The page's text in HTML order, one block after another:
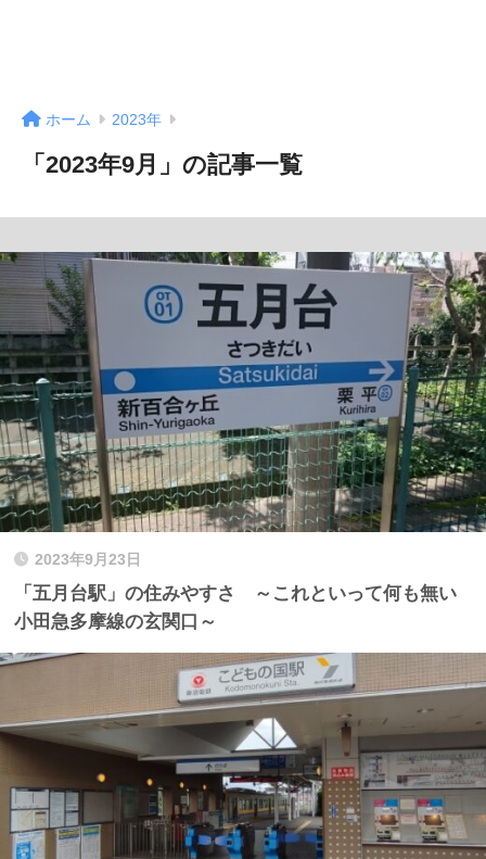
ホーム 2023年
「2023年9月」の記事一覧
2023年9月23日
「五月台駅」の住みやすさ ～これといって何も無い
小田急多摩線の玄関口～